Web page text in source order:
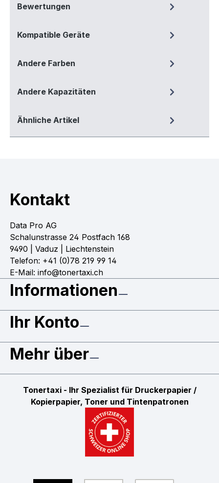
Bewertungen
Kompatible Geräte
Andere Farben
Andere Kapazitäten
Ähnliche Artikel
Kontakt
Data Pro AG
Schalunstrasse 24 Postfach 168
9490 | Vaduz | Liechtenstein
Telefon: +41 (0)78 219 99 14
E-Mail: info@tonertaxi.ch
Informationen
Ihr Konto
Mehr über
Tonertaxi - Ihr Spezialist für Druckerpapier /
Kopierpapier, Toner und Tintenpatronen